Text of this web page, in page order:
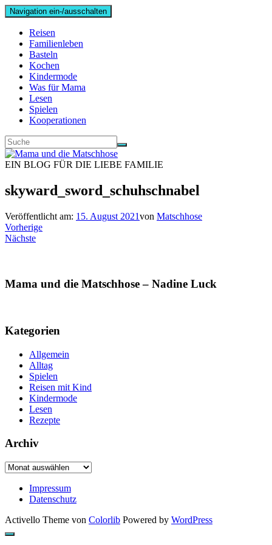
Navigation ein-/ausschalten
Reisen
Familienleben
Basteln
Kochen
Kindermode
Was für Mama
Lesen
Spielen
Kooperationen
EIN BLOG FÜR DIE LIEBE FAMILIE
skyward_sword_schuhschnabel
Veröffentlicht am: 15. August 2021von Matschhose
Vorherige
Nächste
Mama und die Matschhose – Nadine Luck
Kategorien
Allgemein
Alltag
Spielen
Reisen mit Kind
Kindermode
Lesen
Rezepte
Archiv
Archiv
Impressum
Datenschutz
Activello Theme von Colorlib Powered by WordPress